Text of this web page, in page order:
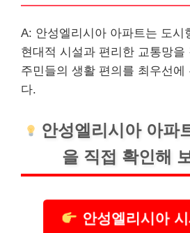
A: 안성엘리시아 아파트는 도시
현대적 시설과 편리한 교통망을
주민들의 생활 편의를 최우선에
다.
안성엘리시아 아파
을 직접 확인해
안성엘리시아 시